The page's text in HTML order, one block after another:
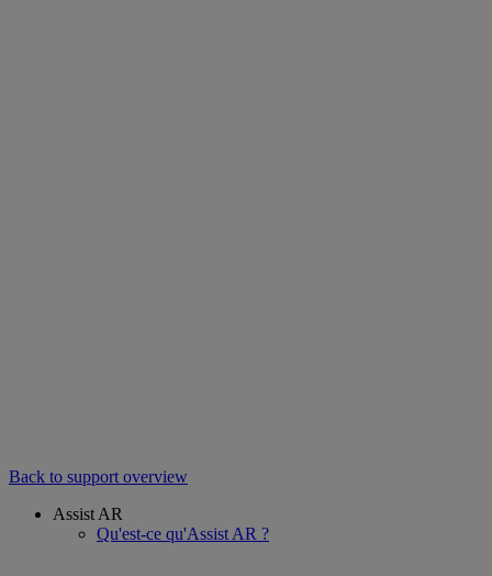
Back to support overview
Assist AR
Qu'est-ce qu'Assist AR ?